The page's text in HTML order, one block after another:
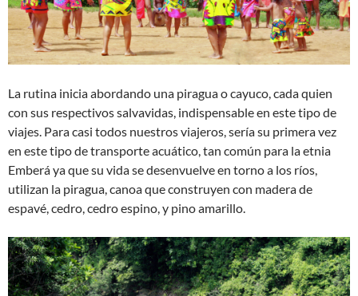
La rutina inicia abordando una piragua o cayuco, cada quien
con sus respectivos salvavidas, indispensable en este tipo de
viajes. Para casi todos nuestros viajeros, sería su primera vez
en este tipo de transporte acuático, tan común para la etnia
Emberá ya que su vida se desenvuelve en torno a los ríos,
utilizan la piragua, canoa que construyen con madera de
espavé, cedro, cedro espino, y pino amarillo.